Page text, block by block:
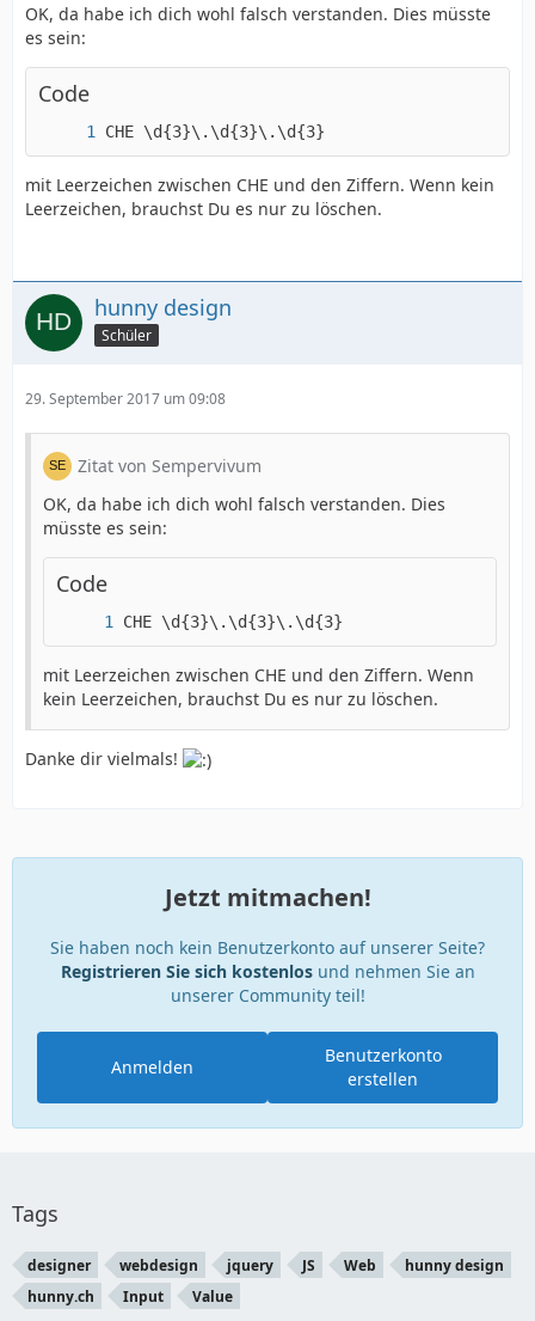
OK, da habe ich dich wohl falsch verstanden. Dies müsste
es sein:
Code
CHE \d{3}\.\d{3}\.\d{3}
mit Leerzeichen zwischen CHE und den Ziffern. Wenn kein
Leerzeichen, brauchst Du es nur zu löschen.
hunny design
Schüler
29. September 2017 um 09:08
Zitat von Sempervivum
OK, da habe ich dich wohl falsch verstanden. Dies
müsste es sein:
Code
CHE \d{3}\.\d{3}\.\d{3}
mit Leerzeichen zwischen CHE und den Ziffern. Wenn
kein Leerzeichen, brauchst Du es nur zu löschen.
Danke dir vielmals!
Jetzt mitmachen!
Sie haben noch kein Benutzerkonto auf unserer Seite?
Registrieren Sie sich kostenlosund nehmen Sie an
unserer Community teil!
Benutzerkonto
erstellen
Anmelden
Tags
designer webdesign jquery JS Web
hunny design
hunny.ch
Input Value